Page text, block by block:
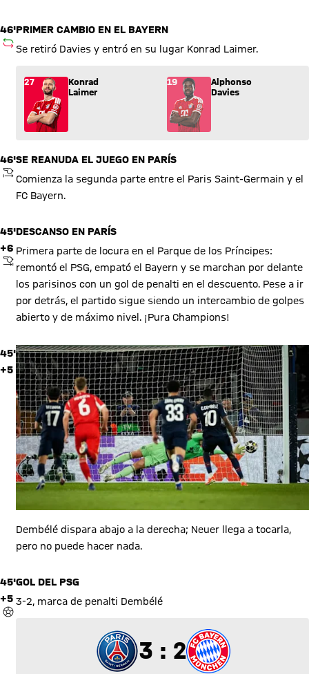
46'
SUSTITUCIÓN
PRIMER CAMBIO EN EL BAYERN
Se retiró Davies y entró en su lugar Konrad Laimer.
Sustitución: Konrad Laimer (27) entra por Alphonso Davies
27
Konrad
Laimer
19
Alphonso
Davies
46'
PITIDO INICIAL
SE REANUDA EL JUEGO EN PARÍS
Comienza la segunda parte entre el Paris Saint-Germain y el
FC Bayern.
45'
+6
PITIDO FINAL
DESCANSO EN PARÍS
Primera parte de locura en el Parque de los Príncipes:
remontó el PSG, empató el Bayern y se marchan por delante
los parisinos con un gol de penalti en el descuento. Pese a ir
por detrás, el partido sigue siendo un intercambio de golpes
abierto y de máximo nivel. ¡Pura Champions!
45'
+5
Dembélé dispara abajo a la derecha; Neuer llega a tocarla,
pero no puede hacer nada.
45'
+5
GOL
GOL DEL PSG
3-2, marca de penalti Dembélé
3 a 2
3 : 2